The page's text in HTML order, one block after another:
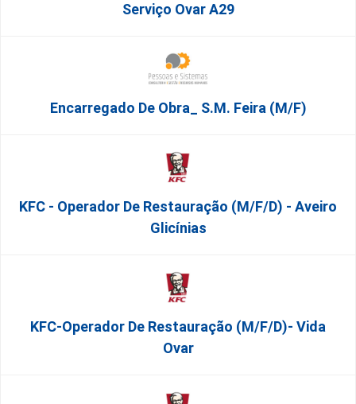
Serviço Ovar A29
Encarregado De Obra_ S.M. Feira (m/f)
KFC - Operador De Restauração (m/f/d) - Aveiro
Glicínias
KFC-Operador De Restauração (m/f/d)- Vida
Ovar